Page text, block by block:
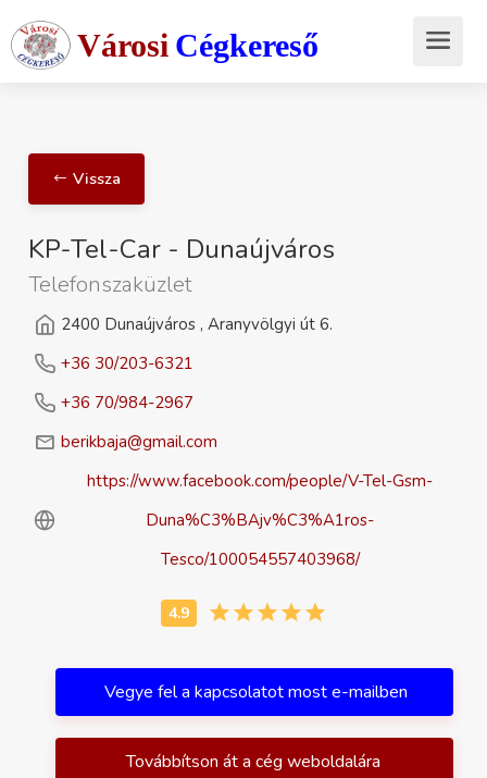
Városi Cégkereső
Vissza
KP-Tel-Car - Dunaújváros
Telefonszaküzlet
2400 Dunaújváros , Aranyvölgyi út 6.
+36 30/203-6321
+36 70/984-2967
berikbaja@gmail.com
https://www.facebook.com/people/V-Tel-Gsm-
Duna%C3%BAjv%C3%A1ros-
Tesco/100054557403968/
Vegye fel a kapcsolatot most e-mailben
Továbbítson át a cég weboldalára